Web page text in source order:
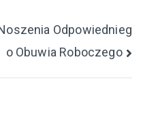
Odpowiednieg
o Obuwia Roboczego